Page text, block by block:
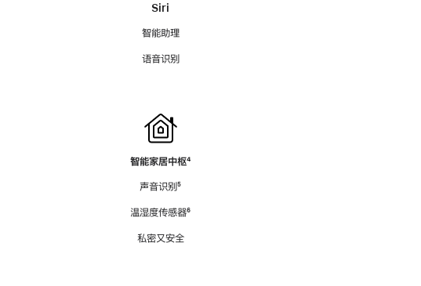
Siri
智能助理
语音识别
智能家居中枢脚
⁴
声音识别脚
⁵
温湿度传感器脚
⁶
私密又安全